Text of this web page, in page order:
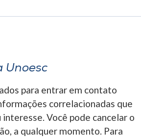
Unoesc
para entrar em contato
correlacionadas que
interesse. Você pode cancelar o
a qualquer momento. Para